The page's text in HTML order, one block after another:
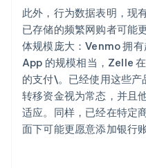
此外，行为数据表明，现
已存储的频繁网购者可能
体规模庞大：Venmo 拥
App 的规模相当，Zelle
的支付\。已经使用这些
转移资金视为常态，并且
适应。同样，已经在特定
面下可能更愿意添加银行